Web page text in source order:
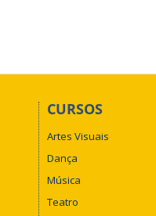
CURSOS
Artes Visuais
Dança
Música
Teatro